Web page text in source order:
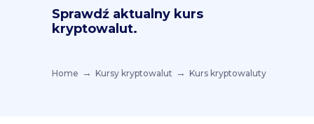
Sprawdź aktualny kurs
kryptowalut.
Home Kursy kryptowalut Kurs kryptowaluty